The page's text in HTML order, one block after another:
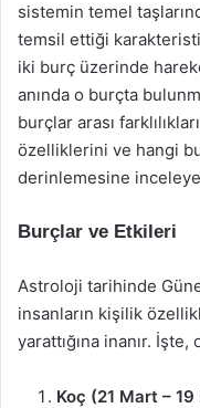
sistemin temel
temsil ettiği
iki burç üzerinde
anında o burçta
burçlar arası
özelliklerini ve hangi
derinlemesine
Burçlar ve Etkileri
Astroloji tarihinde
insanların kişilik
yarattığına inanır.
Koç (21 Mart – 19